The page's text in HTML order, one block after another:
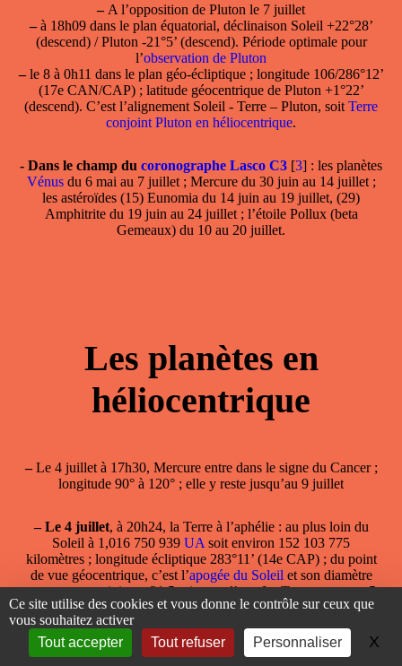
–A l’opposition de Pluton le 7 juillet
–à 18h09 dans le plan équatorial, déclinaison Soleil +22°28’
(descend) / Pluton -21°5’ (descend). Période optimale pour
l’observation de Pluton
–le 8 à 0h11 dans le plan géo-écliptique ; longitude 106/286°12’
(17e CAN/CAP) ; latitude géocentrique de Pluton +1°22’
(descend). C’est l’alignement Soleil - Terre – Pluton, soit Terre
conjoint Pluton en héliocentrique.
- Dans le champ du coronographe Lasco C3 [3] : les planètes
Vénusdu 6 mai au 7 juillet ; Mercure du 30 juin au 14 juillet ;
les astéroïdes (15) Eunomia du 14 juin au 19 juillet, (29)
Amphitrite du 19 juin au 24 juillet ; l’étoile Pollux (beta
Gemeaux) du 10 au 20 juillet.
Les planètes en
héliocentrique
–Le 4 juillet à 17h30, Mercure entre dans le signe du Cancer ;
longitude 90° à 120° ; elle y reste jusqu’au 9 juillet
– Le 4 juillet, à 20h24, la Terre à l’aphélie: au plus loin du
Soleil à 1,016 750 939 UA soit environ 152 103 775
kilomètres ; longitude écliptique 283°11’ (14e CAP) ; du point
de vue géocentrique, c’est l’apogée du Soleil et son diamètre
apparent est minima : 31,5 minutes d’arc. La Terre se trouve 5
millions de kilomètres (soit 3,4%) plus loin du Soleil que le2
Ce site utilise des cookies et vous donne le contrôle sur ceux que
vous souhaitez activer
Tout accepter
Tout refuser Personnaliser X